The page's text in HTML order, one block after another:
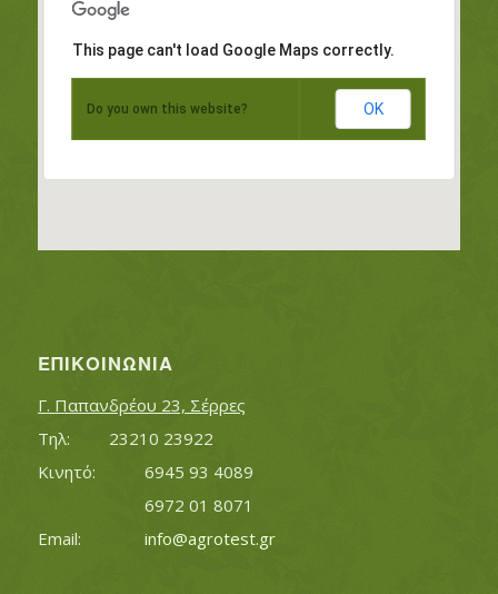
This page can't load Google Maps correctly.
Do you own this website? OK
ΕΠΙΚΟΙΝΩΝΊΑ
Γ. Παπανδρέου 23, Σέρρες
Τηλ:		23210 23922
Κινητό:		6945 93 4089
			6972 01 8071
info@agrotest.gr